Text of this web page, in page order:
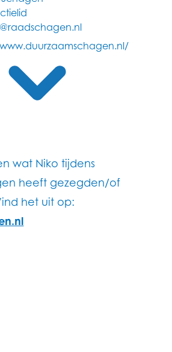
wat Niko tijdens
heeft gezegden/of
het uit op: